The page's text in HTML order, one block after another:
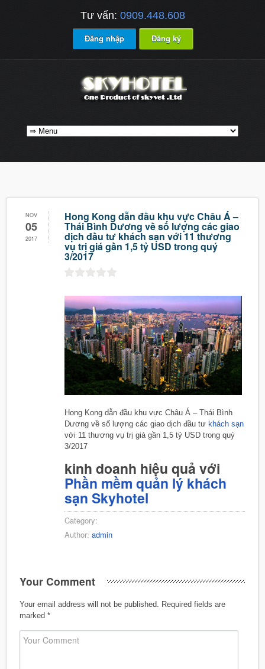
Tư vấn: 0909.448.608
Đăng nhập Đăng ký
NOV
05
2017
Hong Kong dẫn đầu khu vực Châu Á –
Thái Bình Dương về số lượng các giao
dịch đầu tư khách sạn với 11 thương
vụ trị giá gần 1,5 tỷ USD trong quý
3/2017
Hong Kong dẫn đầu khu vực Châu Á – Thái Bình
Dương về số lượng các giao dịch đầu tư khách sạn
với 11 thương vụ trị giá gần 1,5 tỷ USD trong quý
3/2017
kinh doanh hiệu quả với
Phần mềm quản lý khách
sạn Skyhotel
Category:
Author: admin
Your Comment
Your email address will not be published.
Required fields are
marked *